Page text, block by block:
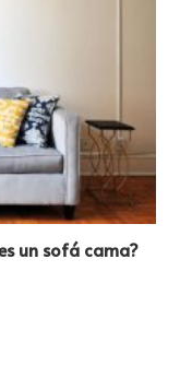
un sofá cama?